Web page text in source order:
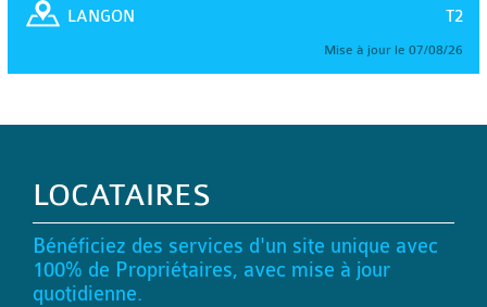
T2
LANGON
Mise à jour le 07/08/26
LOCATAIRES
Bénéficiez des services d'un site unique avec
100% de Propriétaires, avec mise à jour
quotidienne.